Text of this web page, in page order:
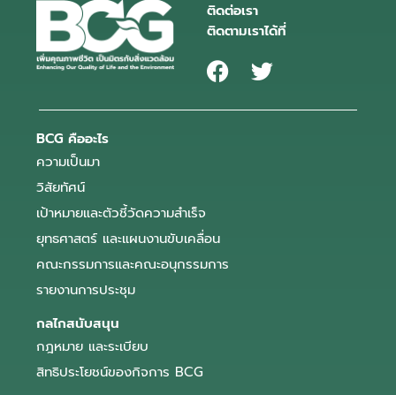
ติดต่อเรา
ติดตามเราได้ที่
BCG คืออะไร
ความเป็นมา
วิสัยทัศน์
เป้าหมายและตัวชี้วัดความสำเร็จ
ยุทธศาสตร์ และแผนงานขับเคลื่อน
คณะกรรมการและคณะอนุกรรมการ
รายงานการประชุม
กลไกสนับสนุน
กฎหมาย และระเบียบ
สิทธิประโยชน์ของกิจการ BCG